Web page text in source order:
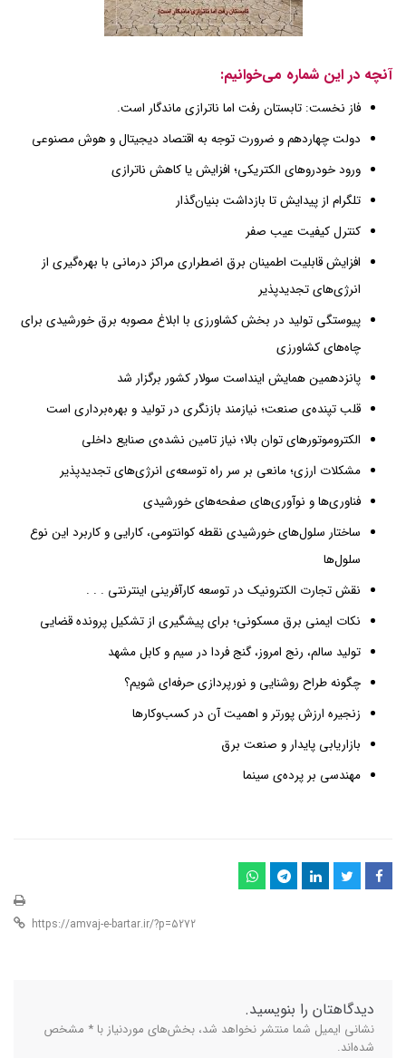
آنچه در این شماره می‌خوانیم:
فاز نخست: تابستان رفت اما ناترازی ماندگار است.
دولت چهاردهم و ضرورت توجه به اقتصاد دیجیتال و هوش مصنوعی
ورود خودروهای الکتریکی؛ افزایش یا کاهش ناترازی
تلگرام از پیدایش تا بازداشت بنیان‌گذار
کنترل کیفیت عیب صفر
افزایش قابلیت اطمینان برق اضطراری مراکز درمانی با بهره‌گیری از
انرژی‌های تجدیدپذیر
پیوستگی تولید در بخش کشاورزی با ابلاغ مصوبه برق خورشیدی برای
چاه‌های کشاورزی
پانزدهمین همایش اینداست سولار کشور برگزار شد
قلب تپنده‌ی صنعت؛ نیازمند بازنگری در تولید و بهره‌برداری است
الکتروموتورهای توان بالا؛ نیاز تامین نشده‌ی صنایع داخلی
مشکلات ارزی؛ مانعی بر سر راه توسعه‌ی انرژی‌های تجدیدپذیر
فناوری‌ها و نوآوری‌های صفحه‌های خورشیدی
ساختار سلول‌های خورشیدی نقطه کوانتومی، کارایی و کاربرد این نوع
سلول‌ها
نقش تجارت الکترونیک در توسعه کارآفرینی اینترنتی . . .
نکات ایمنی برق مسکونی؛ برای پیشگیری از تشکیل پرونده قضایی
تولید سالم، ‌رنج امروز، گنج فردا در سیم و کابل مشهد
چگونه طراح روشنایی و نورپردازی حرفه‌ای شویم؟
زنجیره ارزش پورتر و اهمیت آن در کسب‌وکارها
بازاریابی پایدار و صنعت برق
مهندسی بر پرده‌ی سینما
دیدگاهتان را بنویسید.
نشانی ایمیل شما منتشر نخواهد شد، بخش‌های موردنیاز با * مشخص
شده‌اند.